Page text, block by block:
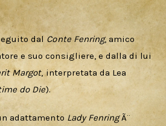
dal Conte Fenring, amico
e suo consigliere, e dalla di lui
Margot, interpretata da Lea
do Die).
adattamento Lady Fenring Ã¨